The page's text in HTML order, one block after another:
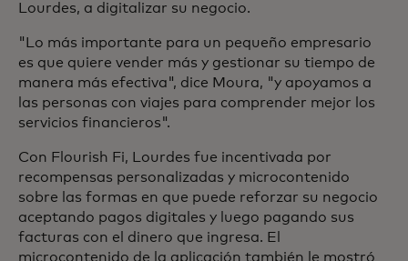
Lourdes, a digitalizar su negocio.
"Lo más importante para un pequeño empresario
es que quiere vender más y gestionar su tiempo de
manera más efectiva", dice Moura, "y apoyamos a
las personas con viajes para comprender mejor los
servicios financieros".
Con Flourish Fi, Lourdes fue incentivada por
recompensas personalizadas y microcontenido
sobre las formas en que puede reforzar su negocio
aceptando pagos digitales y luego pagando sus
facturas con el dinero que ingresa. El
microcontenido de la aplicación también le mostró